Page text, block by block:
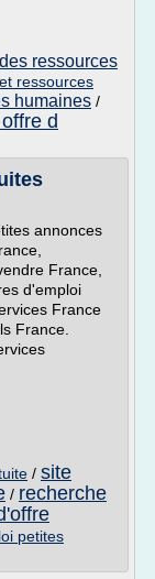
ressources
ressources
humaines /
d
annonces
France,
d'emploi
France
France.
/ site
/ recherche
petites